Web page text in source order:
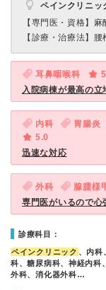
ペインクリニッ
【専門医・資格】 麻
【診療・治療法】
腰
耳鼻咽喉科
入院病棟が最高の立
内科 胃腸炎
5.0
迅速な対応
外科 腺腫様
専門医がいるので心
診療科目：
ペインクリニック 、内科
科、糖尿病科、神経内科
外科、消化器外科…